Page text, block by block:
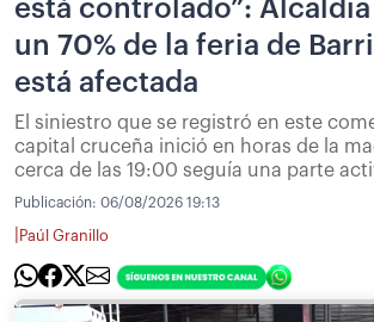
está controlado”:
un 70% de la feria de
está afectada
El siniestro que se registró en este
capital cruceña inició en horas de la
cerca de las 19:00 seguía una parte
Publicación: 06/08/2026 19:13
Paúl Granillo